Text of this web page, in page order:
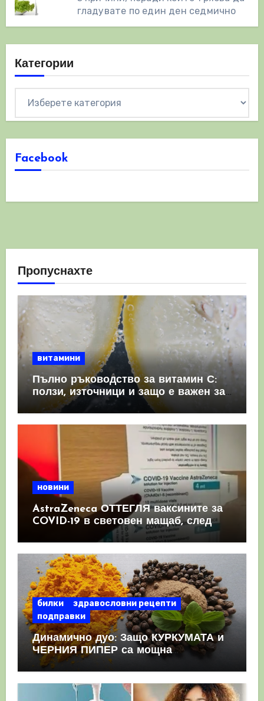
гладувате по един ден седмично
Категории
Facebook
Пропуснахте
витамини
Пълно ръководство за витамин С:
ползи, източници и защо е важен за
имунната система
новини
AstraZeneca ОТТЕГЛЯ ваксините за
COVID-19 в световен мащаб, след
като призна, че те причиняват
билки
здравословни рецепти
подправки
Динамично дуо: Защо КУРКУМАТА и
ЧЕРНИЯ ПИПЕР са мощна
комбинация